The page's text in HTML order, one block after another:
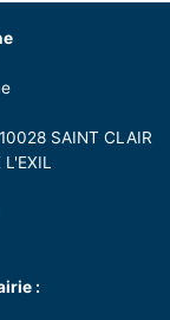
SAINT CLAIR
: